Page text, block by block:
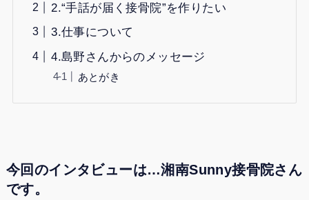
2.“手話が届く接骨院”を作りたい
3.仕事について
4.島野さんからのメッセージ
あとがき
今回のインタビューは…湘南Sunny接骨院さん
です。